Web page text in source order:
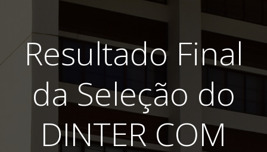
Resultado Final
da Seleção do
DINTER COM